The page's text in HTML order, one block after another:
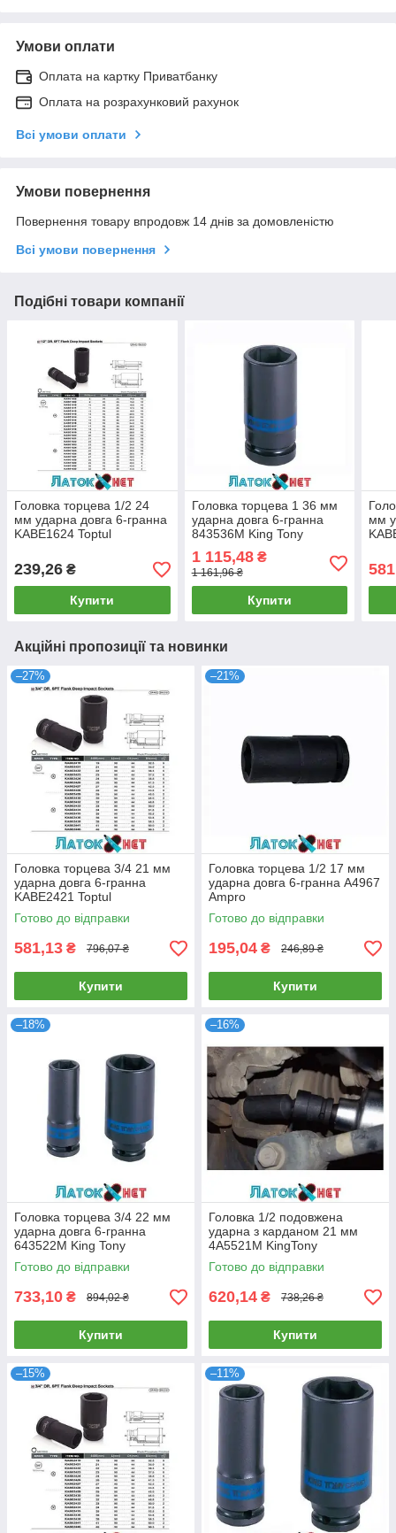
Умови оплати
Оплата на картку Приватбанку
Оплата на розрахунковий рахунок
Всі умови оплати
Умови повернення
Повернення товару впродовж 14 днів за домовленістю
Всі умови повернення
Подібні товари компанії
Головка торцева 1/2 24
мм ударна довга 6-гранна
KABE1624 Toptul
239,26 ₴
Купити
Головка торцева 1 36 мм
ударна довга 6-гранна
843536M King Tony
1 115,48₴
1 161,96 ₴
Купити
мм
Акційні пропозиції та новинки
–27%
Головка торцева 3/4 21 мм
ударна довга 6-гранна
KABE2421 Toptul
Готово до відправки
581,13 ₴ 796,07 ₴
Купити
–21%
Головка торцева 1/2 17 мм
ударна довга 6-гранна A4967
Ampro
Готово до відправки
195,04 ₴ 246,89 ₴
Купити
–18%
Головка торцева 3/4 22 мм
ударна довга 6-гранна
643522M King Tony
Готово до відправки
733,10 ₴ 894,02 ₴
Купити
–16%
Головка 1/2 подовжена
ударна з карданом 21 мм
4A5521M KingTony
Готово до відправки
620,14 ₴ 738,26 ₴
Купити
–15% –11%